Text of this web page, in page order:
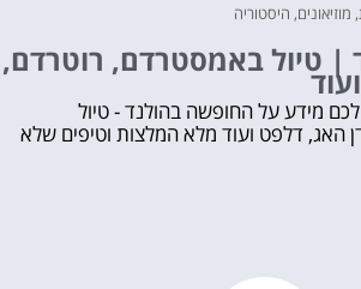
היסטוריה
– מדריך למטייל באיינדהובן
באמסטרדם, רוטרדם, דן האג, דלפט ועוד
החופשה בהולנד ללא עלות השאירו פרטים👇
👇
בהולנד?
את הכל בחינם!
| טיול באמסטרדם, רוטרדם,
מידע על החופשה בהולנד - טיול
האג, דלפט ועוד מלא המלצות וטיפים שלא